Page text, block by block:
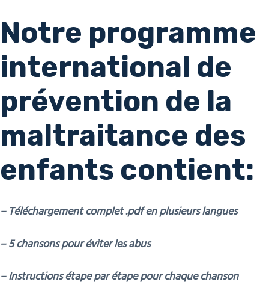
Notre programme
international de
prévention de la
maltraitance des
enfants contient:
– Téléchargement complet .pdf en plusieurs langues
– 5 chansons pour éviter les abus
– Instructions étape par étape pour chaque chanson